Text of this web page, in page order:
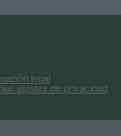
legal
ajustes de privacidad